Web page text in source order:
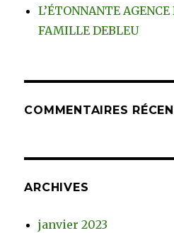
L’ÉTONNANTE
FAMILLE DEBLEU
COMMENTAIRES
ARCHIVES
janvier 2023